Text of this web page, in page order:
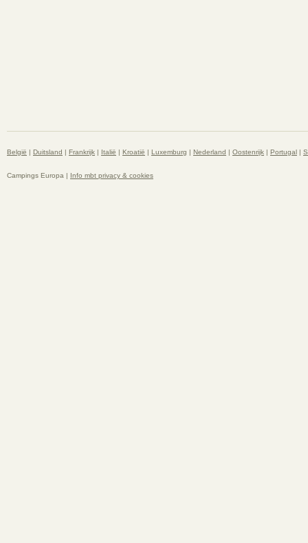
België | Duitsland | Frankrijk | Italië | Kroatië | Luxemburg | Nederland | Oostenrijk | Portugal |
Campings Europa | Info mbt privacy & cookies